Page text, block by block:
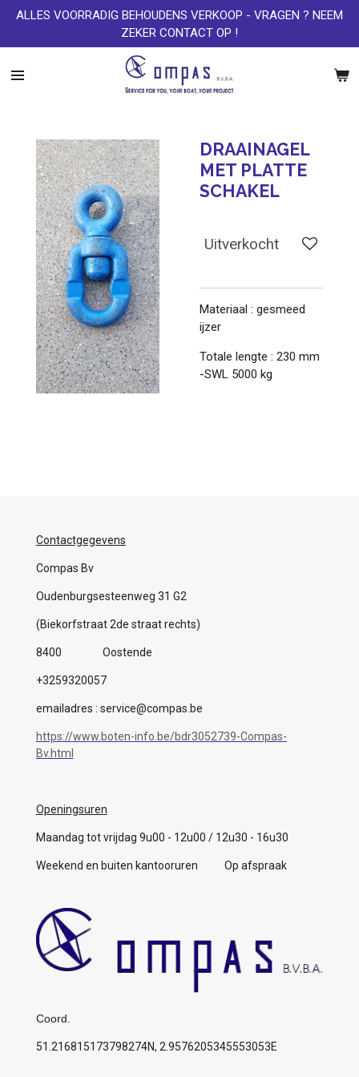
Ga
naar
de
ALLES VOORRADIG BEHOUDENS VERKOOP - VRAGEN ? NEEM
ZEKER CONTACT OP !
DRAAINAGEL
MET PLATTE
SCHAKEL
Uitverkocht
Materiaal : gesmeed
ijzer
Totale lengte : 230 mm
-SWL 5000 kg
Contactgegevens
Compas Bv
Oudenburgsesteenweg 31 G2
(Biekorfstraat 2de straat rechts)
8400 Oostende
+3259320057
emailadres : service@compas.be
https://www.boten-info.be/bdr3052739-Compas-
Bv.html
Openingsuren
Maandag tot vrijdag 9u00 - 12u00 / 12u30 - 16u30
Weekend en buiten kantooruren Op afspraak
Coord.
51.216815173798274N, 2.9576205345553053E